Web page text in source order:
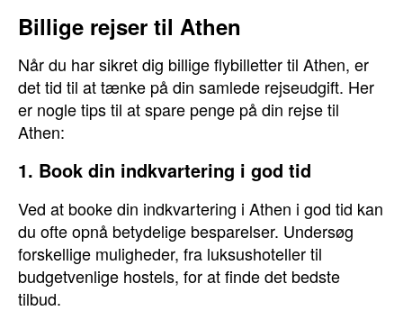
Billige rejser til Athen
Når du har sikret dig billige flybilletter til Athen, er
det tid til at tænke på din samlede rejseudgift. Her
er nogle tips til at spare penge på din rejse til
Athen:
1. Book din indkvartering i god tid
Ved at booke din indkvartering i Athen i god tid kan
du ofte opnå betydelige besparelser. Undersøg
forskellige muligheder, fra luksushoteller til
budgetvenlige hostels, for at finde det bedste
tilbud.